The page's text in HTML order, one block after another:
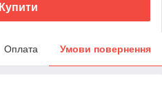
Купити
Оплата Умови повернення